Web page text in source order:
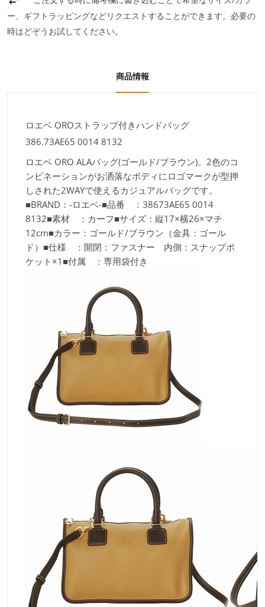
ー、ギフトラッピングなどリクエストすることができます。必要の
時はどぞうお試してください。
商品情報
ロエベ OROストラップ付きハンドバッグ
386.73AE65 0014 8132
ロエベ ORO ALAバッグ(ゴールド/ブラウン)。2色のコ
ンビネーションがお洒落なボディにロゴマークが型押
しされた2WAYで使えるカジュアルバッグです。
■BRAND：-ロエベ-■品番 ：38673AE65 0014
8132■素材 ：カーフ■サイズ：縦17×横26×マチ
12cm■カラー：ゴールド/ブラウン（金具：ゴール
ド）■仕様 ：開閉：ファスナー 内側：スナップポ
ケット×1■付属 ：専用袋付き